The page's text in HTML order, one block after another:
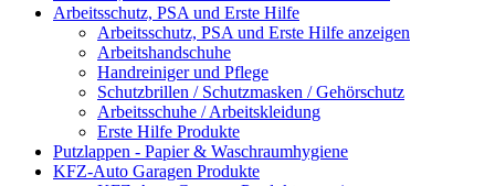
Arbeitsschutz, PSA und Erste Hilfe
Arbeitsschutz, PSA und Erste Hilfe anzeigen
Arbeitshandschuhe
Handreiniger und Pflege
Schutzbrillen / Schutzmasken / Gehörschutz
Arbeitsschuhe / Arbeitskleidung
Erste Hilfe Produkte
Putzlappen - Papier & Waschraumhygiene
KFZ-Auto Garagen Produkte